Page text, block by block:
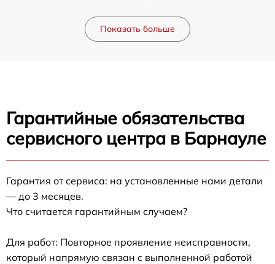
Показать больше
Гарантийные обязательства
сервисного центра в Барнауле
Гарантия от сервиса: на установленные нами детали
— до 3 месяцев.
Что считается гарантийным случаем?
Для работ: Повторное проявление неисправности,
который напрямую связан с выполненной работой